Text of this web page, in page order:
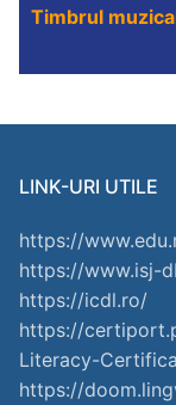
Timbrul
Publicat
LINK-URI UTILE
https://
https://www.isj-
https://icdl.ro/
https://
Literacy-
https://